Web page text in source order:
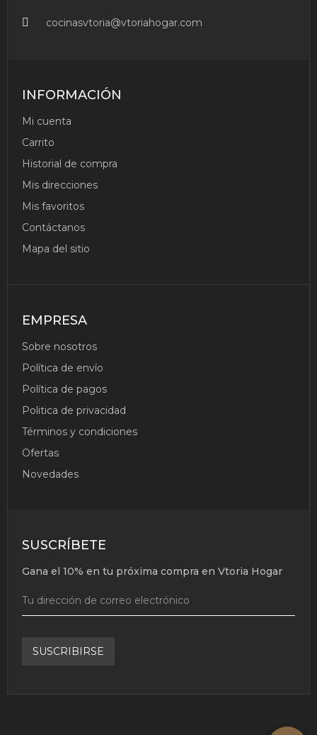
cocinasvtoria@vtoriahogar.com
INFORMACIÓN
Mi cuenta
Carrito
Historial de compra
Mis direcciones
Mis favoritos
Contáctanos
Mapa del sitio
EMPRESA
Sobre nosotros
Política de envío
Política de pagos
Politica de privacidad
Términos y condiciones
Ofertas
Novedades
SUSCRÍBETE
Gana el 10% en tu próxima compra en Vtoria Hogar
SUSCRIBIRSE